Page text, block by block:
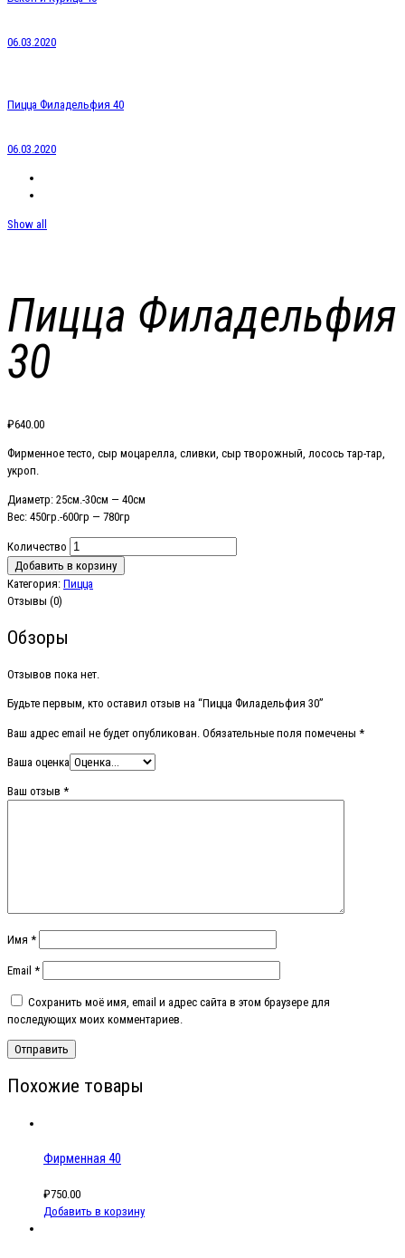
06.03.2020
Пицца Филадельфия 40
06.03.2020
Show all
Пицца Филадельфия
30
₽640.00
Фирменное тесто, сыр моцарелла, сливки, сыр творожный, лосось тар-тар,
укроп.
Диаметр: 25см.-30см — 40см
Вес: 450гр.-600гр — 780гр
Количество
Добавить в корзину
Категория: Пицца
Отзывы (0)
Обзоры
Отзывов пока нет.
Будьте первым, кто оставил отзыв на “Пицца Филадельфия 30”
Ваш адрес email не будет опубликован. Обязательные поля помечены *
Ваша оценка
Ваш отзыв *
Имя *
Email *
Сохранить моё имя, email и адрес сайта в этом браузере для
последующих моих комментариев.
Похожие товары
Фирменная 40
₽750.00
Добавить в корзину